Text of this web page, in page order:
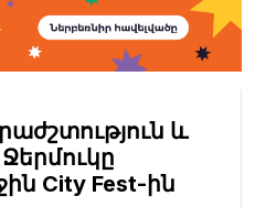
և
City Fest-ին